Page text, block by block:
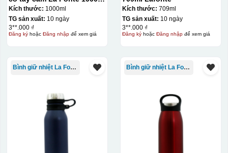
– 011655
Kích thước: 1000ml
TG sản xuất: 10 ngày
3**.000 ₫
Đăng kýhoặc Đăng nhậpđể xem giá
Kích thước: 709ml
TG sản xuất: 10 ngày
3**.000 ₫
Đăng kýhoặc Đăng nhậpđể xem giá
Bình giữ nhiệt La Fonte Bình giữ nhiệt La Fonte